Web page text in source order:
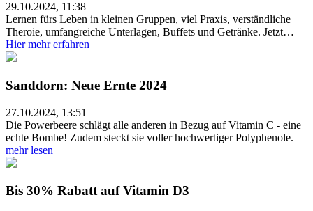
29.10.2024, 11:38
Lernen fürs Leben in kleinen Gruppen, viel Praxis, verständliche
Theroie, umfangreiche Unterlagen, Buffets und Getränke. Jetzt…
Hier mehr erfahren
Sanddorn: Neue Ernte 2024
27.10.2024, 13:51
Die Powerbeere schlägt alle anderen in Bezug auf Vitamin C - eine
echte Bombe! Zudem steckt sie voller hochwertiger Polyphenole.
mehr lesen
Bis 30% Rabatt auf Vitamin D3